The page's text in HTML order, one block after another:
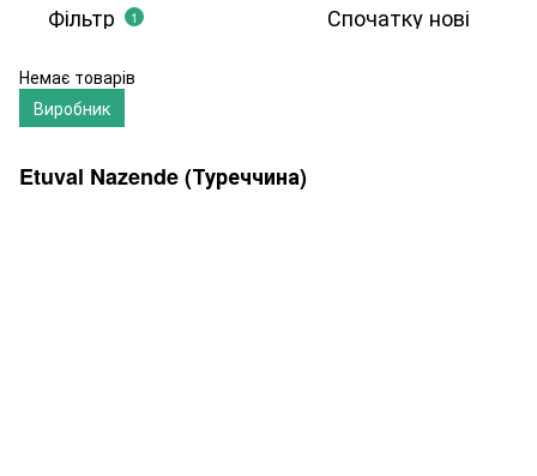
Фільтр 1 Спочатку нові
Немає товарів
Etuval Nazende (Туреччина)
Виробник